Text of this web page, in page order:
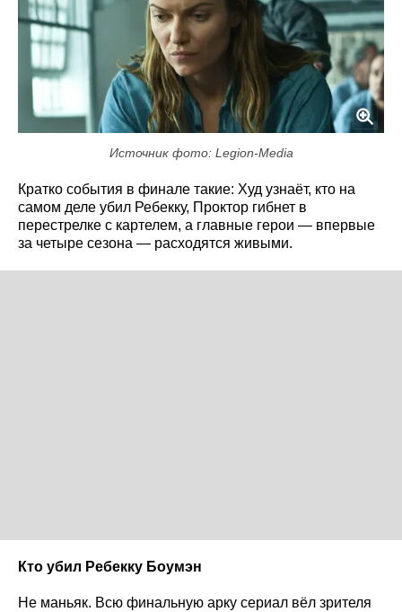
Источник фото: Legion-Media
Кратко события в финале такие: Худ узнаёт, кто на
самом деле убил Ребекку, Проктор гибнет в
перестрелке с картелем, а главные герои — впервые
за четыре сезона — расходятся живыми.
Кто убил Ребекку Боумэн
Не маньяк. Всю финальную арку сериал вёл зрителя